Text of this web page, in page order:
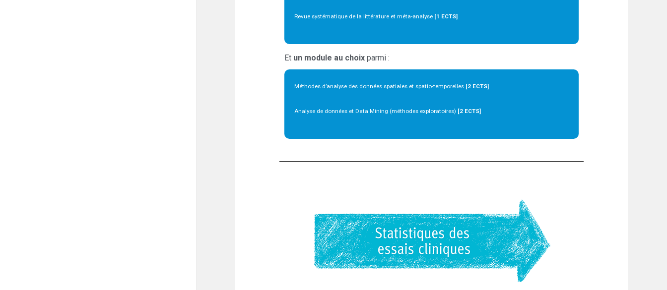
Revue systématique de la littérature et méta-analyse [1 ECTS]
Et un module au choix parmi :
Méthodes d’analyse des données spatiales et spatio-temporelles [2 ECTS]
Analyse de données et Data Mining (méthodes exploratoires) [2 ECTS]